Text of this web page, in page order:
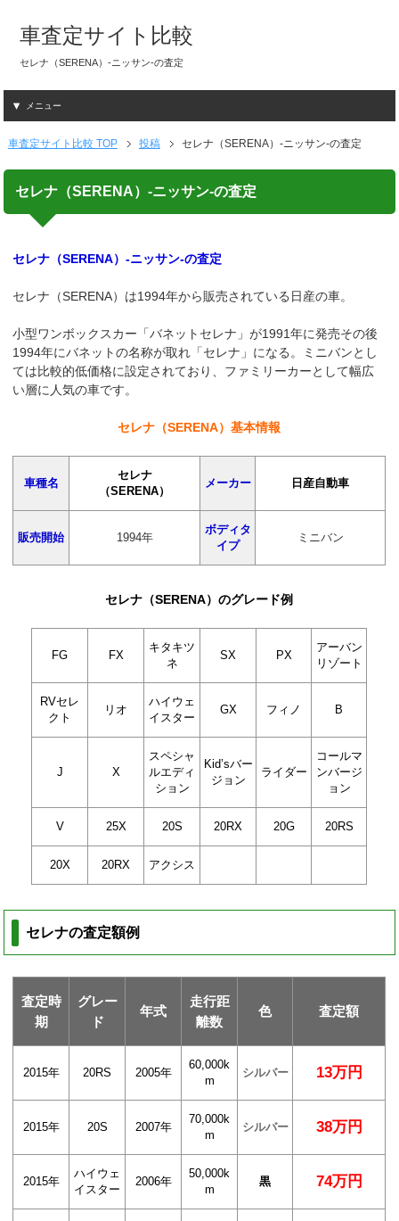
車査定サイト比較
セレナ（SERENA）-ニッサン-の査定
メニュー
車査定サイト比較 TOP 投稿 セレナ（SERENA）-ニッサン-の査定
セレナ（SERENA）-ニッサン-の査定
セレナ（SERENA）-ニッサン-の査定
セレナ（SERENA）は1994年から販売されている日産の車。
小型ワンボックスカー「バネットセレナ」が1991年に発売その後
1994年にバネットの名称が取れ「セレナ」になる。ミニバンとし
ては比較的低価格に設定されており、ファミリーカーとして幅広
い層に人気の車です。
セレナ（SERENA）基本情報
車種名
セレナ
（SERENA）
メーカー 日産自動車
販売開始 1994年
ボディタ
イプ
ミニバン
セレナ（SERENA）のグレード例
FG FX
キタキツ
ネ
SX PX
アーバン
リゾート
RVセレ
クト
リオ
ハイウェ
イスター
GX フィノ B
J X
スペシャ
ルエディ
ション
Kid’sバー
ジョン
ライダー
コールマ
ンバージ
ョン
V 25X 20S 20RX 20G 20RS
20X 20RX アクシス
セレナの査定額例
査定時
期
グレー
ド
年式
走行距
離数
色 査定額
2015年 20RS 2005年
60,000k
m
シルバー 13万円
2015年 20S 2007年
70,000k
m
シルバー 38万円
2015年
ハイウェ
イスター
2006年
50,000k
m
黒 74万円